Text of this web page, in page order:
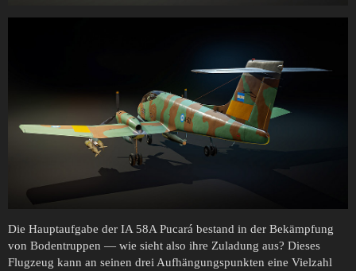
Die Hauptaufgabe der IA 58A Pucará bestand in der Bekämpfung
von Bodentruppen — wie sieht also ihre Zuladung aus? Dieses
Flugzeug kann an seinen drei Aufhängungspunkten eine Vielzahl